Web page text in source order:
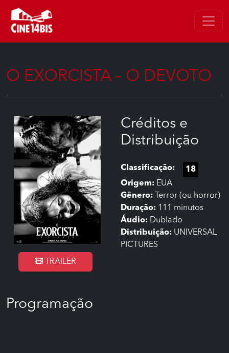
O EXORCISTA – O DEVOTO
TRAILER
Créditos e
Distribuição
Classificação:
18
Origem: EUA
Gênero:
Terror (ou horror)
Duração: 111 minutos
Áudio: Dublado
Distribuição: UNIVERSAL
PICTURES
Programação